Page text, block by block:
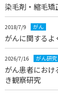
染毛剤・縮毛矯
2018/7/9 がん
がんに関する
2026/7/16 がん研究
がん患者にお
き観察研究